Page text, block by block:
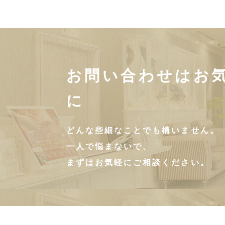
お問い合わせはお
に
どんな些細なことでも構いません。
一人で悩まないで、
まずはお気軽にご相談ください。